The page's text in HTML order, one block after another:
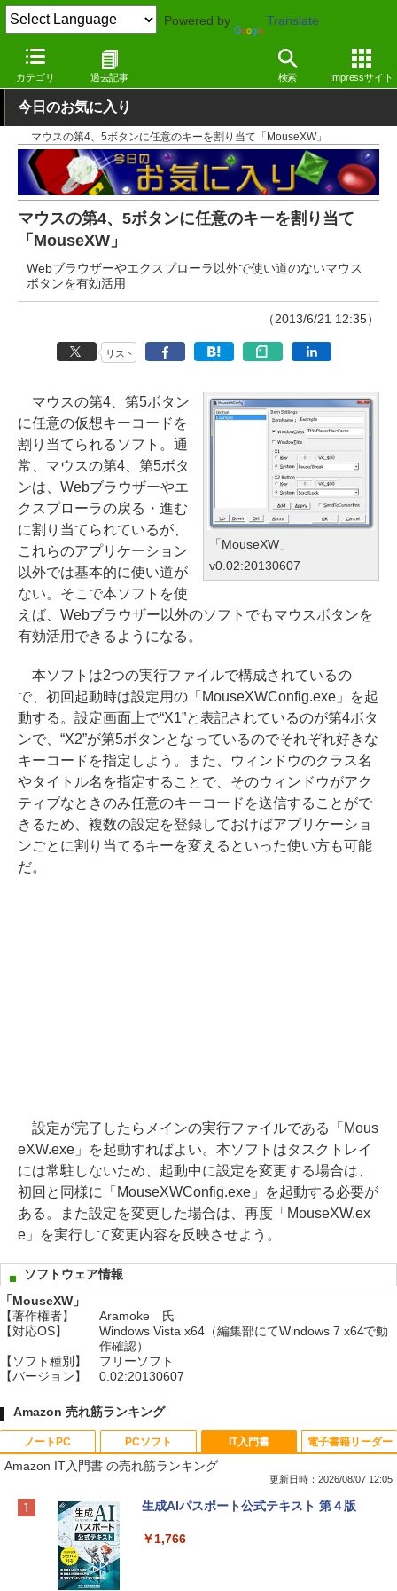
Powered by Translate
カテゴリ 過去記事 検索 Impressサイト
窓の杜 システム・ファイル Windows
今日のお気に入り
マウスの第4、5ボタンに任意のキーを割り当て「MouseXW」
マウスの第4、5ボタンに任意のキーを割り当て
「MouseXW」
Webブラウザーやエクスプローラ以外で使い道のないマウス
ボタンを有効活用
（2013/6/21 12:35）
リスト
「MouseXW」
v0.02:20130607
マウスの第4、第5ボタン
に任意の仮想キーコードを
割り当てられるソフト。通
常、マウスの第4、第5ボタ
ンは、Webブラウザーやエ
クスプローラの戻る・進む
に割り当てられているが、
これらのアプリケーション
以外では基本的に使い道が
ない。そこで本ソフトを使
えば、Webブラウザー以外のソフトでもマウスボタンを
有効活用できるようになる。
本ソフトは2つの実行ファイルで構成されているの
で、初回起動時は設定用の「MouseXWConfig.exe」を起
動する。設定画面上で“X1”と表記されているのが第4ボタ
ンで、“X2”が第5ボタンとなっているのでそれぞれ好きな
キーコードを指定しよう。また、ウィンドウのクラス名
やタイトル名を指定することで、そのウィンドウがアク
ティブなときのみ任意のキーコードを送信することがで
きるため、複数の設定を登録しておけばアプリケーショ
ンごとに割り当てるキーを変えるといった使い方も可能
だ。
設定が完了したらメインの実行ファイルである「Mous
eXW.exe」を起動すればよい。本ソフトはタスクトレイ
には常駐しないため、起動中に設定を変更する場合は、
初回と同様に「MouseXWConfig.exe」を起動する必要が
ある。また設定を変更した場合は、再度「MouseXW.ex
e」を実行して変更内容を反映させよう。
ソフトウェア情報
「MouseXW」
【著作権者】
Aramoke 氏
【対応OS】
Windows Vista x64（編集部にてWindows 7 x64で動
作確認）
【ソフト種別】
フリーソフト
【バージョン】
0.02:20130607
Amazon 売れ筋ランキング
ノートPC
Apple 2026 MacBook Neo A18 Proチッ
e Intelligence、Liquid Retinaディスプ
PCソフト
Robloxギフトカード - 800 Robux 【限
インゲームコード】 ロブロックス | オン
IT入門書
Amazon IT入門書 の売れ筋ランキング
更新日時：2026/08/07 12:05
生成AIパスポート公式テキスト 第４版
￥1,766
電子書籍リーダー